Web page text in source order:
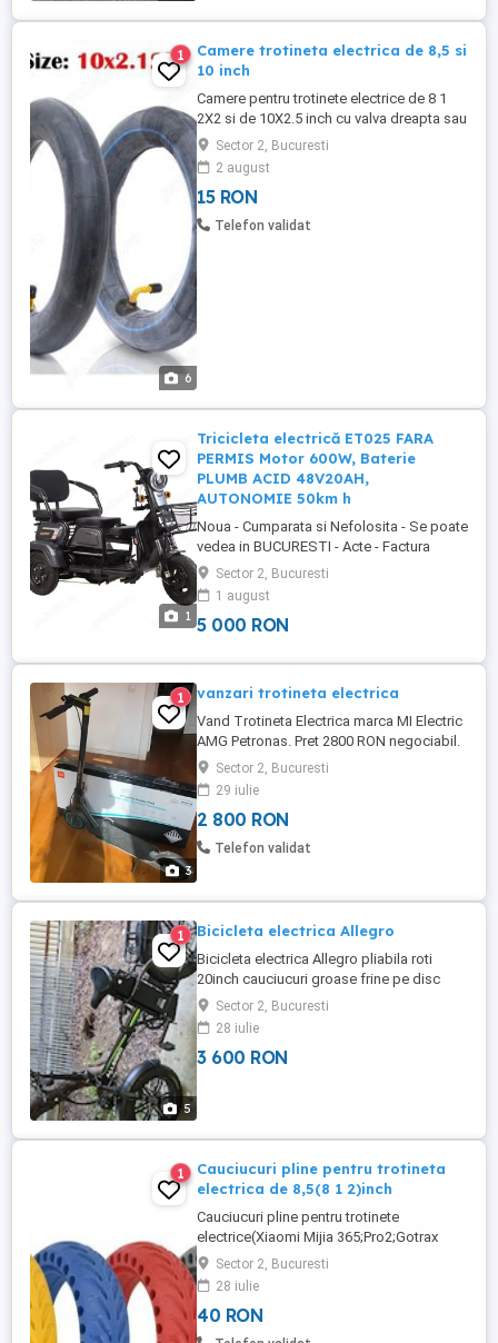
6
1
Camere trotineta electrica de 8,5 si
10 inch
Camere pentru trotinete electrice de 8 1
2X2 si de 10X2.5 inch cu valva dreapta sau
inclinata. Avem de asemenea si
adaptoare(extensii) pentru a facilita
umflarea camerelor montate pe trotineta.
Prztul unui adaptor(vezi pozele) este de 7
lei.
Sector 2, Bucuresti
2 august
15 RON
Telefon validat
1
Tricicleta electrică ET025 FARA
PERMIS Motor 600W, Baterie
PLUMB ACID 48V20AH,
AUTONOMIE 50km h
Noua - Cumparata si Nefolosita - Se poate
vedea in BUCURESTI - Acte - Factura
Garantie TOT! TRICICLETA ELECTRICA
FARA PERMIS, MODEL ET025, MOTOR
600W, BATERIE PLUMB ACID 48V20AH,
AUTONOMIE 50KM, VITEZA MAXIMA
soluția ideală pentru deplasări urbane
confortabile ...
Sector 2, Bucuresti
1 august
5 000 RON
3
1 vanzari trotineta electrica
Vand Trotineta Electrica marca MI Electric
AMG Petronas. Pret 2800 RON negociabil.
O vand ca e nefolosita, fiul meu nu vrea
trotinata electrica.
Sector 2, Bucuresti
29 iulie
2 800 RON
Telefon validat
5
1 Bicicleta electrica Allegro
Bicicleta electrica Allegro pliabila roti
20inch cauciucuri groase frine pe disc
suspensie fata hidraulica lumini
semnalizare spate motor puternic de
1000w,baterie mare de
35amperi,autonomie mare,oglinzi etc
Sector 2, Bucuresti
28 iulie
3 600 RON
1
Cauciucuri pline pentru trotineta
electrica de 8,5(8 1 2)inch
Cauciucuri pline pentru trotinete
electrice(Xiaomi Mijia 365;Pro2;Gotrax
gxl;Gotrax Xr.) de 8,5 inch.(8.1 2x2) Pretul
pe bucata este 40 lei. Pentru cantitati mari
pretul este negociabil. 3 Culori
disponibile,Negre,Albastre si Rosii. Avem
de asemenea si cauciucuri cu camera de
Sector 2, Bucuresti
28 iulie
40 RON